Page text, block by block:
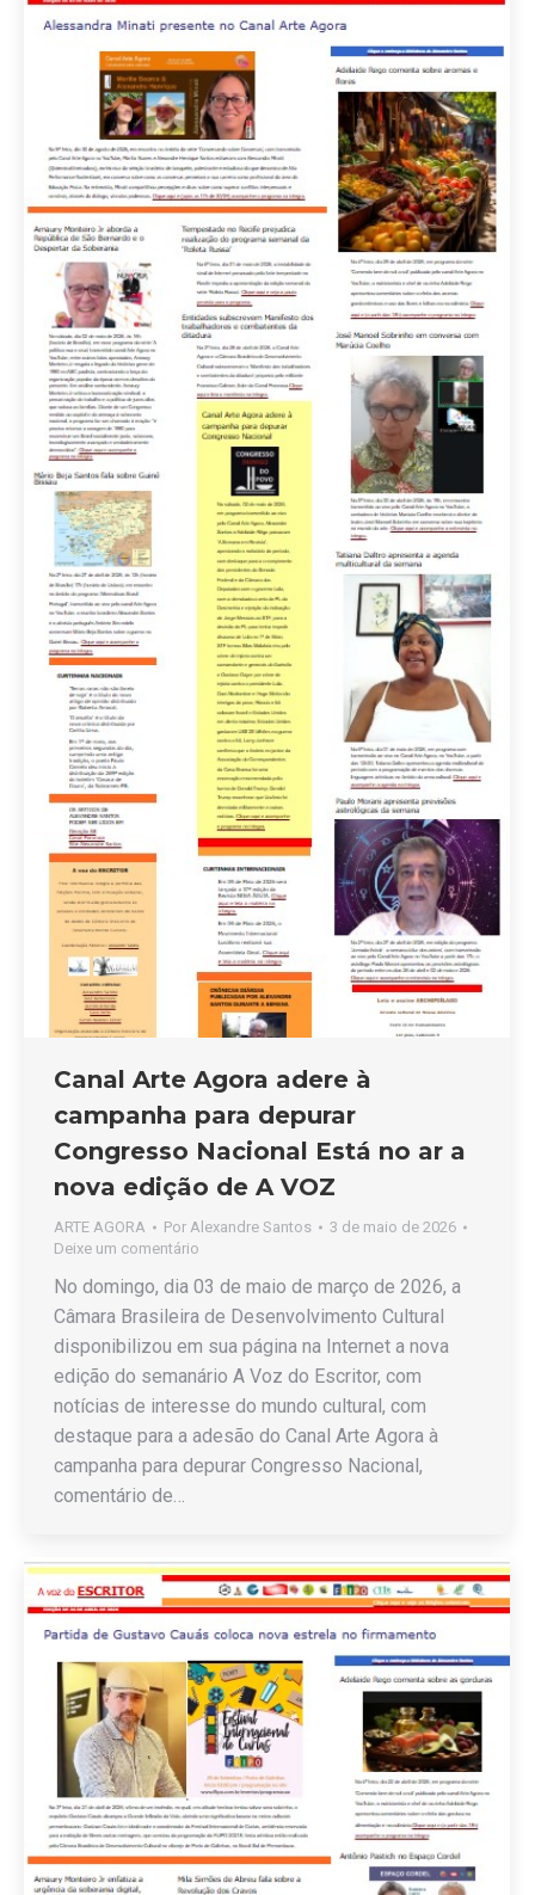
Canal Arte Agora adere à
campanha para depurar
Congresso Nacional Está no ar a
nova edição de A VOZ
ARTE AGORA Por Alexandre Santos
3 de maio de 2026
Deixe um comentário
No domingo, dia 03 de maio de março de 2026, a
Câmara Brasileira de Desenvolvimento Cultural
disponibilizou em sua página na Internet a nova
edição do semanário A Voz do Escritor, com
notícias de interesse do mundo cultural, com
destaque para a adesão do Canal Arte Agora à
campanha para depurar Congresso Nacional,
comentário de…